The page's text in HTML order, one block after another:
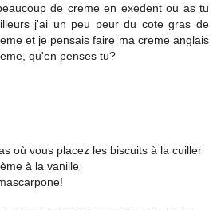
de creme en exedent ou as tu
j'ai un peu peur du cote gras de
et je pensais faire ma creme anglais
qu'en penses tu?
où vous placez les biscuits à la cuiller
à la vanille